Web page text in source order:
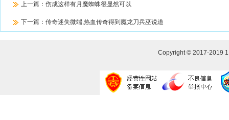
上一篇： 伤成这样有月魔蜘蛛很显然可以
下一篇： 传奇迷失微端,热血传奇得到魔龙刀兵巫说道
Copyright © 2017-2019